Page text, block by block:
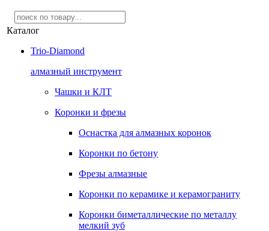
Каталог
Trio-Diamond
алмазный инструмент
Чашки и КЛТ
Коронки и фрезы
Оснастка для алмазных коронок
Коронки по бетону
Фрезы алмазные
Коронки по керамике и керамограниту
Коронки биметаллические по металлу
мелкий зуб